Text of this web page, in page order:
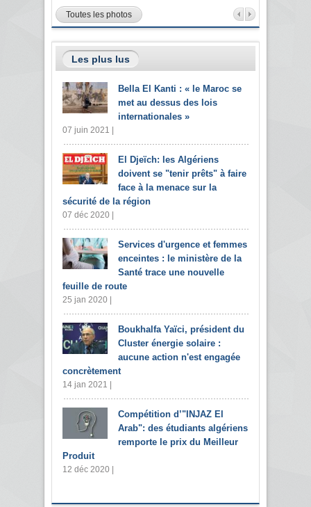
Toutes les photos
Les plus lus
Bella El Kanti : « le Maroc se
met au dessus des lois
internationales »
07 juin 2021 |
El Djeïch: les Algériens
doivent se "tenir prêts" à faire
face à la menace sur la
sécurité de la région
07 déc 2020 |
Services d'urgence et femmes
enceintes : le ministère de la
Santé trace une nouvelle
feuille de route
25 jan 2020 |
Boukhalfa Yaïci, président du
Cluster énergie solaire :
aucune action n'est engagée
concrètement
14 jan 2021 |
Compétition d’"INJAZ El
Arab": des étudiants algériens
remporte le prix du Meilleur
Produit
12 déc 2020 |